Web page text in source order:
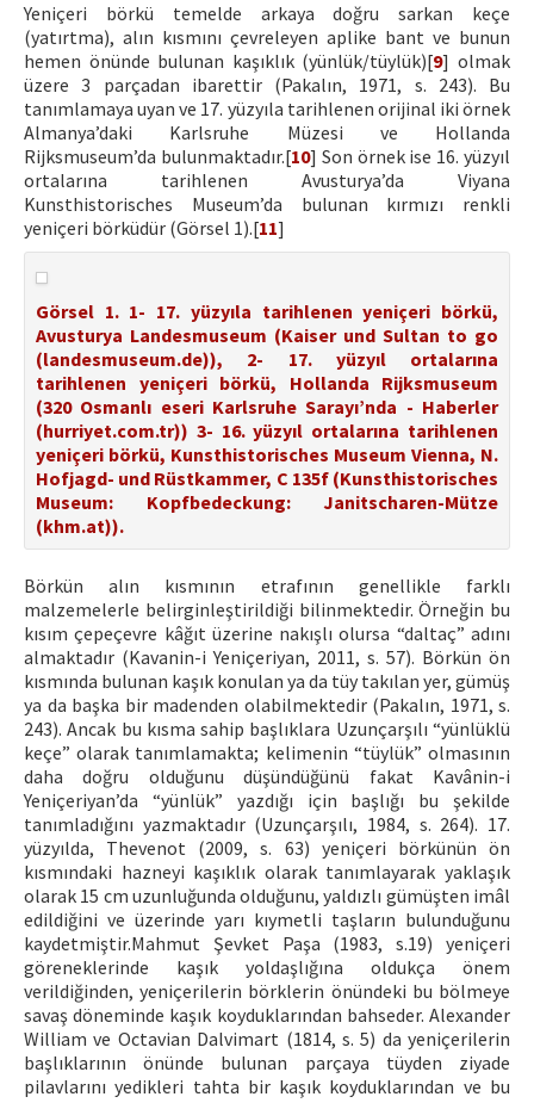
Yeniçeri börkü temelde arkaya doğru sarkan keçe
(yatırtma), alın kısmını çevreleyen aplike bant ve bunun
hemen önünde bulunan kaşıklık (yünlük/tüylük)[9] olmak
üzere 3 parçadan ibarettir (Pakalın, 1971, s. 243). Bu
tanımlamaya uyan ve 17. yüzyıla tarihlenen orijinal iki örnek
Almanya’daki Karlsruhe Müzesi ve Hollanda
Rijksmuseum’da bulunmaktadır.[10] Son örnek ise 16. yüzyıl
ortalarına tarihlenen Avusturya’da Viyana
Kunsthistorisches Museum’da bulunan kırmızı renkli
yeniçeri börküdür (Görsel 1).[11]
Görsel 1. 1- 17. yüzyıla tarihlenen yeniçeri börkü,
Avusturya Landesmuseum (Kaiser und Sultan to go
(landesmuseum.de)), 2- 17. yüzyıl ortalarına
tarihlenen yeniçeri börkü, Hollanda Rijksmuseum
(320 Osmanlı eseri Karlsruhe Sarayı’nda - Haberler
(hurriyet.com.tr)) 3- 16. yüzyıl ortalarına tarihlenen
yeniçeri börkü, Kunsthistorisches Museum Vienna, N.
Hofjagd- und Rüstkammer, C 135f (Kunsthistorisches
Museum: Kopfbedeckung: Janitscharen-Mütze
(khm.at)).
Börkün alın kısmının etrafının genellikle farklı
malzemelerle belirginleştirildiği bilinmektedir. Örneğin bu
kısım çepeçevre kâğıt üzerine nakışlı olursa “daltaç” adını
almaktadır (Kavanin-i Yeniçeriyan, 2011, s. 57). Börkün ön
kısmında bulunan kaşık konulan ya da tüy takılan yer, gümüş
ya da başka bir madenden olabilmektedir (Pakalın, 1971, s.
243). Ancak bu kısma sahip başlıklara Uzunçarşılı “yünlüklü
keçe” olarak tanımlamakta; kelimenin “tüylük” olmasının
daha doğru olduğunu düşündüğünü fakat Kavânin-i
Yeniçeriyan’da “yünlük” yazdığı için başlığı bu şekilde
tanımladığını yazmaktadır (Uzunçarşılı, 1984, s. 264). 17.
yüzyılda, Thevenot (2009, s. 63) yeniçeri börkünün ön
kısmındaki hazneyi kaşıklık olarak tanımlayarak yaklaşık
olarak 15 cm uzunluğunda olduğunu, yaldızlı gümüşten imâl
edildiğini ve üzerinde yarı kıymetli taşların bulunduğunu
kaydetmiştir.Mahmut Şevket Paşa (1983, s.19) yeniçeri
göreneklerinde kaşık yoldaşlığına oldukça önem
verildiğinden, yeniçerilerin börklerin önündeki bu bölmeye
savaş döneminde kaşık koyduklarından bahseder. Alexander
William ve Octavian Dalvimart (1814, s. 5) da yeniçerilerin
başlıklarının önünde bulunan parçaya tüyden ziyade
pilavlarını yedikleri tahta bir kaşık koyduklarından ve bu